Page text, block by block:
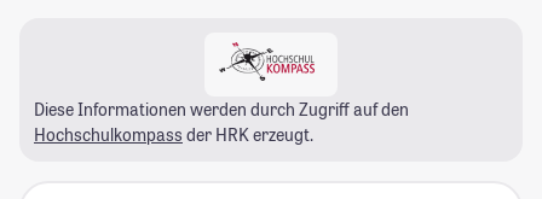
Diese Informationen werden durch Zugriff auf den
Hochschulkompass der HRK erzeugt.